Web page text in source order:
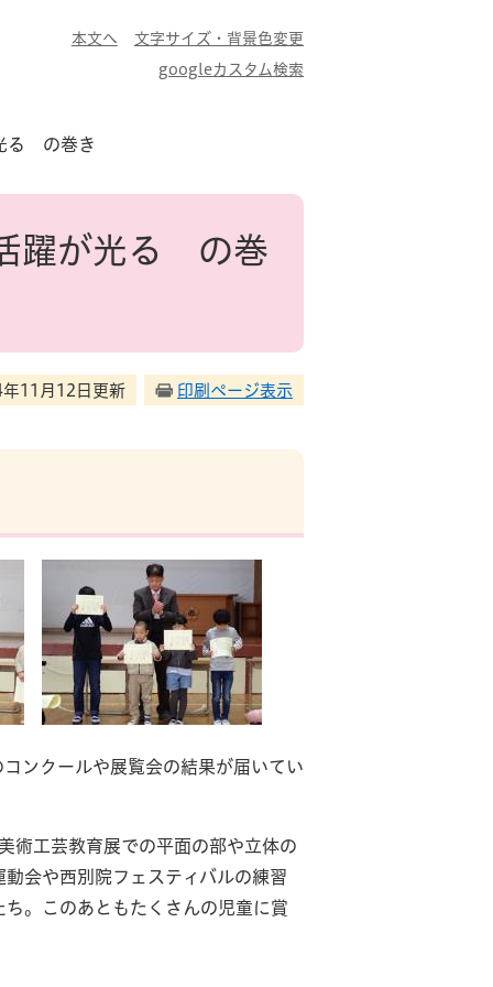
本文へ
文字サイズ・背景色変更
googleカスタム検索
る の巻き
躍が光る の巻
11月12日更新 印刷ページ表示
ンクールや展覧会の結果が届いてい
工芸教育展での平面の部や立体の
会や西別院フェスティバルの練習
。このあともたくさんの児童に賞